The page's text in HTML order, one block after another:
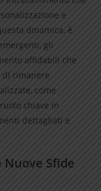
e
dinamica, è
gli
affidabili che
rimanere
come
chiave in
dettagliati e
Nuove Sfide